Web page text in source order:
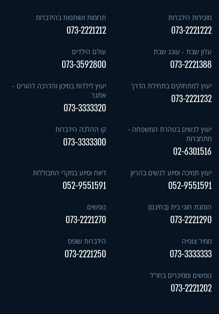
מזכירות הידברות
073-2221222
תרומות ושותפות בהידברות
073-2221212
עלון שבת - עונג שבת
073-2221388
עולם הילדים
073-3592800
יעוץ למתחזקים בתחילת הדרך
073-2221232
יעוץ לילדות בסיכון והדרכה להורים -
אתגר
073-3333320
יעוץ לנשים בטהרת המשפחה -
מתחברות
02-6301516
קו ההלכה הידברות
073-3333300
יעוץ תמיכה וסיוע לנשים בהריון
052-9551591
דיווח וסיוע במקרי התבוללות
052-9551591
הזמנת חוגי בית (בחינם)
073-2221290
נופשים
073-2221270
ממיר צופיה
073-3333333
הידברות שופס
073-2221250
נופשים וסמינרים בחו"ל
073-2221202